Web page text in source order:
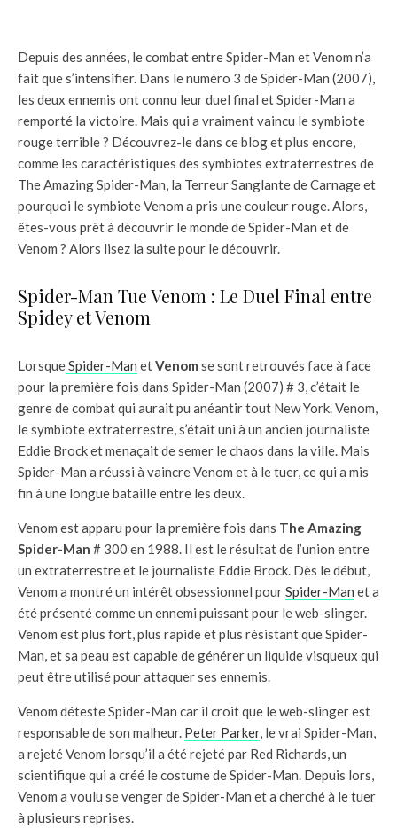
Depuis des années, le combat entre Spider-Man et Venom n’a
fait que s’intensifier. Dans le numéro 3 de Spider-Man (2007),
les deux ennemis ont connu leur duel final et Spider-Man a
remporté la victoire. Mais qui a vraiment vaincu le symbiote
rouge terrible ? Découvrez-le dans ce blog et plus encore,
comme les caractéristiques des symbiotes extraterrestres de
The Amazing Spider-Man, la Terreur Sanglante de Carnage et
pourquoi le symbiote Venom a pris une couleur rouge. Alors,
êtes-vous prêt à découvrir le monde de Spider-Man et de
Venom ? Alors lisez la suite pour le découvrir.
Spider-Man Tue Venom : Le Duel Final entre
Spidey et Venom
LorsqueSpider-Man etVenom se sont retrouvés face à face
pour la première fois dans Spider-Man (2007) # 3, c’était le
genre de combat qui aurait pu anéantir tout New York. Venom,
le symbiote extraterrestre, s’était uni à un ancien journaliste
Eddie Brock et menaçait de semer le chaos dans la ville. Mais
Spider-Man a réussi à vaincre Venom et à le tuer, ce qui a mis
fin à une longue bataille entre les deux.
Venom est apparu pour la première fois dans The Amazing
Spider-Man # 300 en 1988. Il est le résultat de l’union entre
un extraterrestre et le journaliste Eddie Brock. Dès le début,
Venom a montré un intérêt obsessionnel pourSpider-Man et a
été présenté comme un ennemi puissant pour le web-slinger.
Venom est plus fort, plus rapide et plus résistant que Spider-
Man, et sa peau est capable de générer un liquide visqueux qui
peut être utilisé pour attaquer ses ennemis.
Venom déteste Spider-Man car il croit que le web-slinger est
responsable de son malheur. Peter Parker, le vrai Spider-Man,
a rejeté Venom lorsqu’il a été rejeté par Red Richards, un
scientifique qui a créé le costume de Spider-Man. Depuis lors,
Venom a voulu se venger de Spider-Man et a cherché à le tuer
à plusieurs reprises.